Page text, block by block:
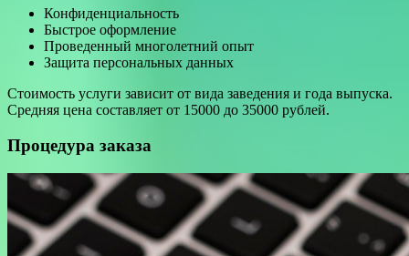
Конфиденциальность
Быстрое оформление
Проведенный многолетний опыт
Защита персональных данных
Стоимость услуги зависит от вида заведения и года выпуска.
Средняя цена составляет от 15000 до 35000 рублей.
Процедура заказа